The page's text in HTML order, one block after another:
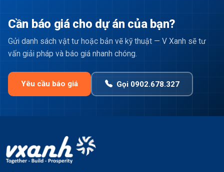
Cần báo giá cho dự án của bạn?
Gửi danh sách vật tư hoặc bản vẽ kỹ thuật — V Xanh sẽ tư
vấn giải pháp và báo giá nhanh chóng.
Yêu cầu báo giá Gọi 0902.678.327